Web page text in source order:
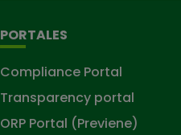
PORTALES
Compliance Portal
Transparency portal
ORP Portal (Previene)